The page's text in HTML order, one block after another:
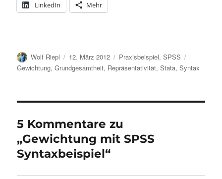
LinkedIn Mehr
Autor
Wolf Riepl
Veröffentlicht
am
12. März 2012 Kategorien
Praxisbeispiel,SPSS
Gewichtung,Grundgesamtheit, Repräsentativität,Stata,Syntax
5 Kommentare zu
„Gewichtung mit SPSS
Syntaxbeispiel“